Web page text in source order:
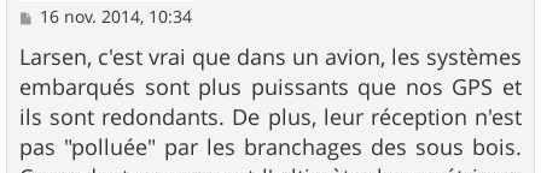
M
s
s
a
g
e
16 nov. 2014, 10:34
Larsen, c'est vrai que dans un avion, les systèmes
embarqués sont plus puissants que nos GPS et
ils sont redondants. De plus, leur réception n'est
pas "polluée" par les branchages des sous bois.